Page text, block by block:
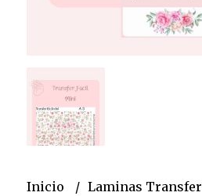
Inicio
Laminas Transfer